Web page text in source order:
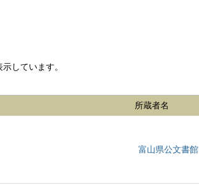
しています。
所蔵者名
富山県公文書館